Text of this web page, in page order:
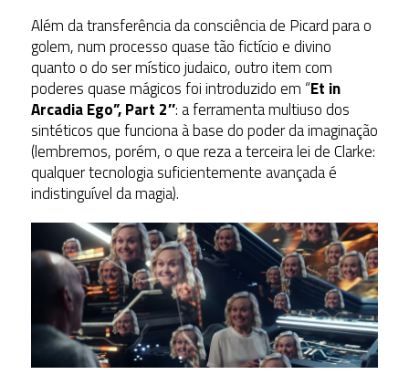
Além da transferência da consciência de Picard para o
golem, num processo quase tão fictício e divino
quanto o do ser místico judaico, outro item com
poderes quase mágicos foi introduzido em “Et in
Arcadia Ego”, Part 2″: a ferramenta multiuso dos
sintéticos que funciona à base do poder da imaginação
(lembremos, porém, o que reza a terceira lei de Clarke:
qualquer tecnologia suficientemente avançada é
indistinguível da magia).